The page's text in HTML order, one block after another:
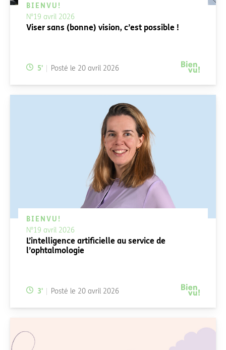
BIENVU!
N°19 avril 2026
Viser sans (bonne) vision, c’est possible !
Temps de lecture:
5' Posté le 20 avril 2026
BIENVU!
N°19 avril 2026
L’intelligence artificielle au service de
l’ophtalmologie
Temps de lecture:
3' Posté le 20 avril 2026